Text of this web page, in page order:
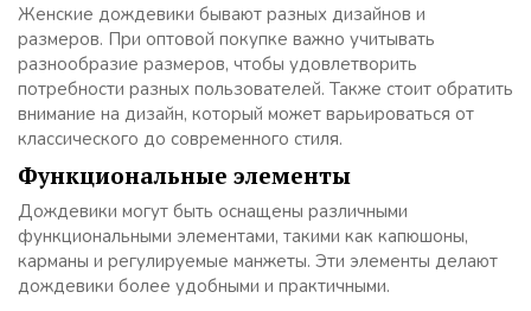
Женские дождевики бывают разных дизайнов и
размеров. При оптовой покупке важно учитывать
разнообразие размеров, чтобы удовлетворить
потребности разных пользователей. Также стоит обратить
внимание на дизайн, который может варьироваться от
классического до современного стиля.
Функциональные элементы
Дождевики могут быть оснащены различными
функциональными элементами, такими как капюшоны,
карманы и регулируемые манжеты. Эти элементы делают
дождевики более удобными и практичными.